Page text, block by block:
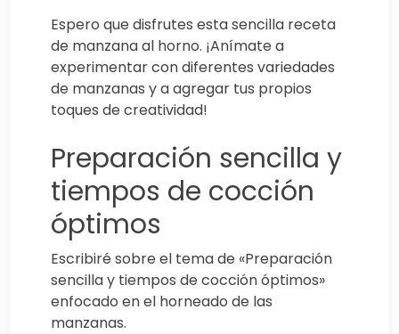
Espero que disfrutes esta sencilla receta
de manzana al horno. ¡Anímate a
experimentar con diferentes variedades
de manzanas y a agregar tus propios
toques de creatividad!
Preparación sencilla y
tiempos de cocción
óptimos
Escribiré sobre el tema de «Preparación
sencilla y tiempos de cocción óptimos»
enfocado en el horneado de las
manzanas.